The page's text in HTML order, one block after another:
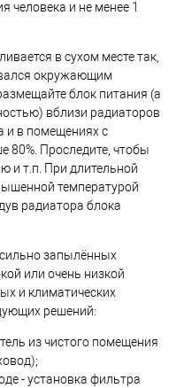
человека и не менее 1
в сухом месте так,
окружающим
блок питания (а
вблизи радиаторов
и в помещениях с
80%. Проследите, чтобы
и т.п. При длительной
температурой
радиатора блока
запылённых
или очень низкой
и климатических
решений:
из чистого помещения
- установка фильтра